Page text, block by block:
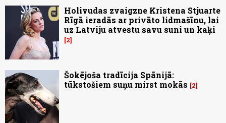
Holivudas zvaigzne Kristena Stjuarte
Rīgā ieradās ar privāto lidmašīnu, lai
uz Latviju atvestu savu suni un kaķi
2
Šokējoša tradīcija Spānijā:
tūkstošiem suņu mirst mokās
2